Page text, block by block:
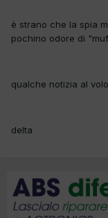
è strano che la spia
pochino odore di
qualche notizia al
delta